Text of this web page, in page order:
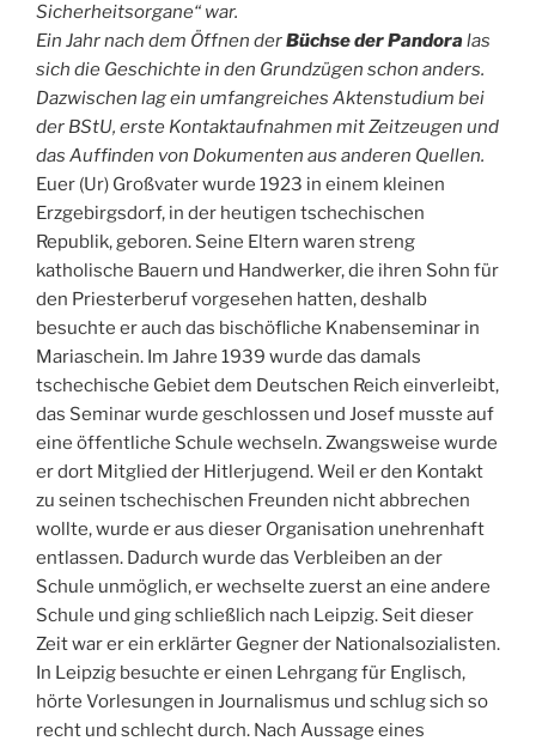
Sicherheitsorgane“ war.
Ein Jahr nach dem Öffnen derBüchse der Pandora las
sich die Geschichte in den Grundzügen schon anders.
Dazwischen lag ein umfangreiches Aktenstudium bei
der BStU, erste Kontaktaufnahmen mit Zeitzeugen und
das Auffinden von Dokumenten aus anderen Quellen.
Euer (Ur) Großvater wurde 1923 in einem kleinen
Erzgebirgsdorf, in der heutigen tschechischen
Republik, geboren. Seine Eltern waren streng
katholische Bauern und Handwerker, die ihren Sohn für
den Priesterberuf vorgesehen hatten, deshalb
besuchte er auch das bischöfliche Knabenseminar in
Mariaschein. Im Jahre 1939 wurde das damals
tschechische Gebiet dem Deutschen Reich einverleibt,
das Seminar wurde geschlossen und Josef musste auf
eine öffentliche Schule wechseln. Zwangsweise wurde
er dort Mitglied der Hitlerjugend. Weil er den Kontakt
zu seinen tschechischen Freunden nicht abbrechen
wollte, wurde er aus dieser Organisation unehrenhaft
entlassen. Dadurch wurde das Verbleiben an der
Schule unmöglich, er wechselte zuerst an eine andere
Schule und ging schließlich nach Leipzig. Seit dieser
Zeit war er ein erklärter Gegner der Nationalsozialisten.
In Leipzig besuchte er einen Lehrgang für Englisch,
hörte Vorlesungen in Journalismus und schlug sich so
recht und schlecht durch. Nach Aussage eines